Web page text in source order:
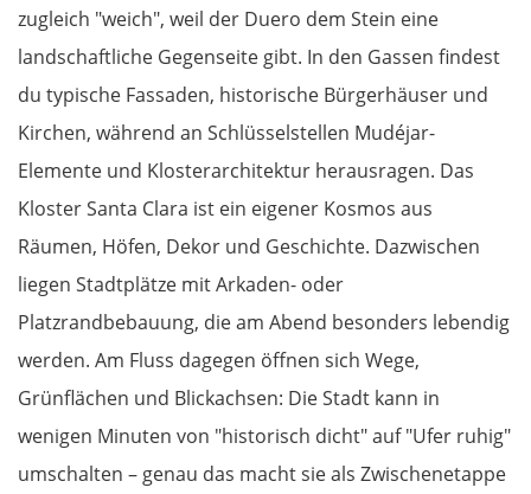
zugleich "weich", weil der Duero dem Stein eine
landschaftliche Gegenseite gibt. In den Gassen findest
du typische Fassaden, historische Bürgerhäuser und
Kirchen, während an Schlüsselstellen Mudéjar-
Elemente und Klosterarchitektur herausragen. Das
Kloster Santa Clara ist ein eigener Kosmos aus
Räumen, Höfen, Dekor und Geschichte. Dazwischen
liegen Stadtplätze mit Arkaden- oder
Platzrandbebauung, die am Abend besonders lebendig
werden. Am Fluss dagegen öffnen sich Wege,
Grünflächen und Blickachsen: Die Stadt kann in
wenigen Minuten von "historisch dicht" auf "Ufer ruhig"
umschalten – genau das macht sie als Zwischenetappe